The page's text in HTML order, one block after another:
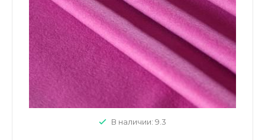
В наличии: 9.3